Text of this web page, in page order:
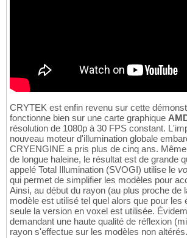
CRYTEK est enfin revenu sur cette
fonctionne bien sur une carte graphique
résolution de 1080p à 30 FPS constant.
nouveau moteur d'illumination globale
CRYENGINE a pris plus de cinq ans.
de longue haleine, le résultat est de grande
appelé Total Illumination (SVOGI) utilise le
qui permet de simplifier les modèles pour
Ainsi, au début du rayon (au plus proche de
modèle est utilisé tel quel alors que pour les
seule la version en voxel est utilisée.
demandant une haute qualité de réflexion
rayon s'effectue sur les modèles non altérés.